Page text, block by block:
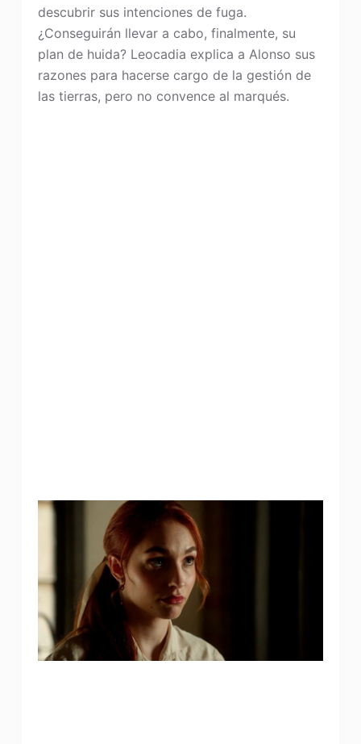
descubrir sus intenciones de fuga.
¿Conseguirán llevar a cabo, finalmente, su
plan de huida? Leocadia explica a Alonso sus
razones para hacerse cargo de la gestión de
las tierras, pero no convence al marqués.